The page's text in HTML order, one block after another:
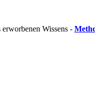
erworbenen Wissens -